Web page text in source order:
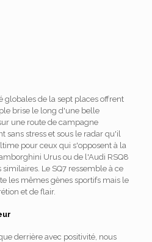
globales de la sept places offrent
brise le long d'une belle
une route de campagne
sans stress et sous le radar qu'il
pour ceux qui s'opposent à la
Urus ou de l'Audi RSQ8
Le SQ7 ressemble à ce
les mêmes gènes sportifs mais le
et de flair.
derrière avec positivité, nous